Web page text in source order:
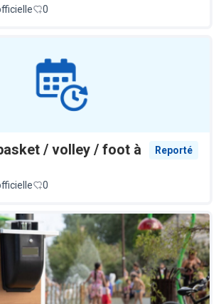
0
/ volley / foot à
Reporté
0